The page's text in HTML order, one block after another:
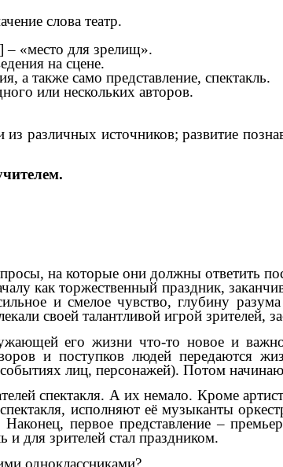
слова театр.
– «место для зрелищ».
на сцене.
а также само представление, спектакль.
или нескольких авторов.
различных источников; развитие
на которые они должны ответить
как торжественный праздник,
и смелое чувство, глубину
своей талантливой игрой зрителей,
его жизни что-то новое и
и поступков людей передаются
лиц, персонажей). Потом
спектакля. А их немало. Кроме
исполняют её музыканты
первое представление –
для зрителей стал праздником.
одноклассниками?